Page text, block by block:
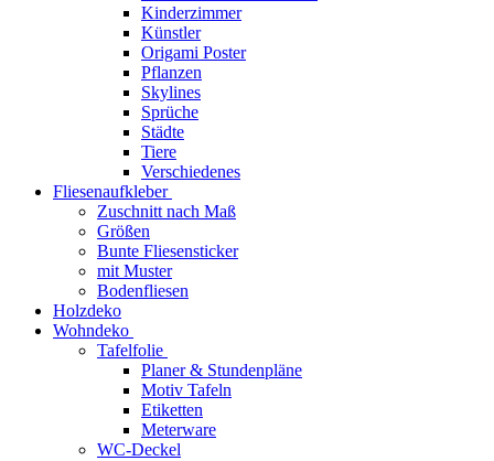
Kinderzimmer
Künstler
Origami Poster
Pflanzen
Skylines
Sprüche
Städte
Tiere
Verschiedenes
Fliesenaufkleber
Zuschnitt nach Maß
Größen
Bunte Fliesensticker
mit Muster
Bodenfliesen
Holzdeko
Wohndeko
Tafelfolie
Planer & Stundenpläne
Motiv Tafeln
Etiketten
Meterware
WC-Deckel